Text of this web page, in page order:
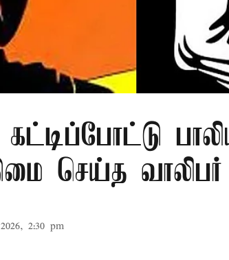
கட்டிப்போட்டு
செய்த வாலிபர்
2:30 pm